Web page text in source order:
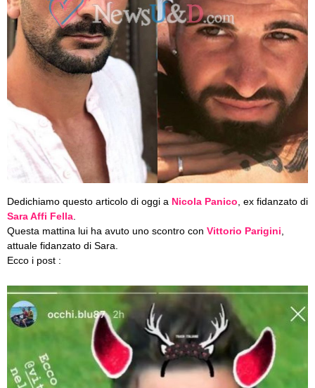
Dedichiamo questo articolo di oggi a Nicola Panico , ex fidanzato di
Sara Affi Fella
Questa mattina lui ha avuto uno scontro con Vittorio Parigini
attuale fidanzato di Sara.
Ecco i post :